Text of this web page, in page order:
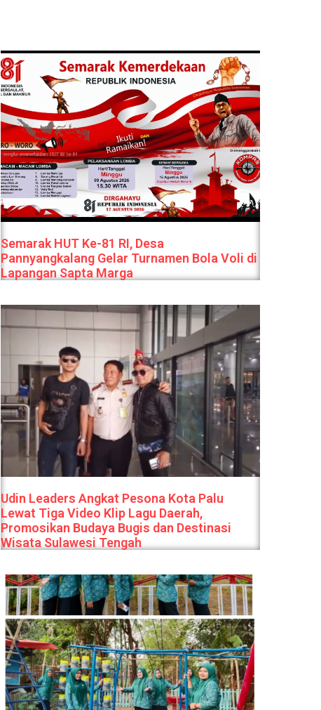
Semarak HUT Ke-81 RI, Desa
Pannyangkalang Gelar Turnamen Bola Voli di
Lapangan Sapta Marga
Udin Leaders Angkat Pesona Kota Palu
Lewat Tiga Video Klip Lagu Daerah,
Promosikan Budaya Bugis dan Destinasi
Wisata Sulawesi Tengah